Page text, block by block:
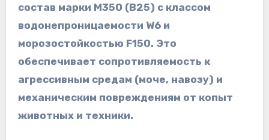
состав марки М350 (В25) с классом
водонепроницаемости W6 и
морозостойкостью F150. Это
обеспечивает сопротивляемость к
агрессивным средам (моче, навозу) и
механическим повреждениям от копыт
животных и техники.